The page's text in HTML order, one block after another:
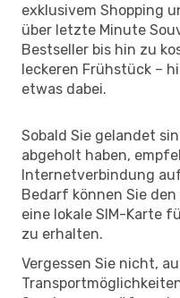
exklusivem Shopping
über letzte Minute
Bestseller bis hin zu
leckeren Frühstück –
etwas dabei.
Sobald Sie gelandet
abgeholt haben,
Internetverbindung
Bedarf können Sie
eine lokale SIM-Karte
zu erhalten.
Vergessen Sie nicht,